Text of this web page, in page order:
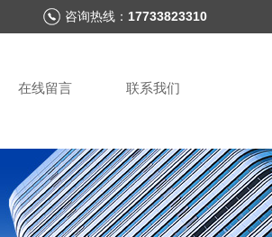
咨询热线： 17733823310
在线留言 联系我们